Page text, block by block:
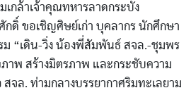
กล้าเจ้าคุณทหารลาดกระบัง
กดิ์ ขอเชิญศิษย์เก่า บุคลากร นักศึกษา
ม “เดิน-วิ่ง น้องพี่สัมพันธ์ สจล.-ชุมพร
าพ สร้างมิตรภาพ และกระชับความ
จล. ท่ามกลางบรรยากาศริมทะเลยาม